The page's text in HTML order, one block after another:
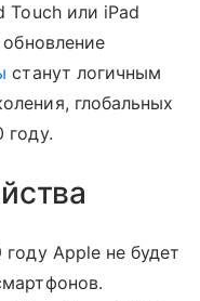
Touch или iPad
станут логичным
глобальных
году.
Apple не будет